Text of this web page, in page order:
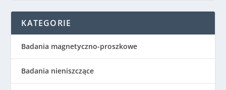
KATEGORIE
Badania magnetyczno-proszkowe
Badania nieniszczące